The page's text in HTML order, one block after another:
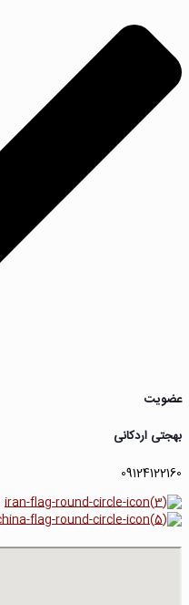
عضویت
بهجتی اردکانی
09124122160